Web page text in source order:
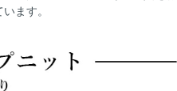
ます。